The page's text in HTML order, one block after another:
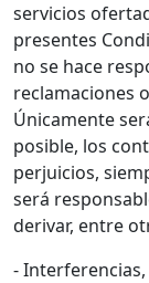
servicios
presentes
no se hace
reclamaciones
Únicamente
posible, los
perjuicios,
será
derivar, entre
-